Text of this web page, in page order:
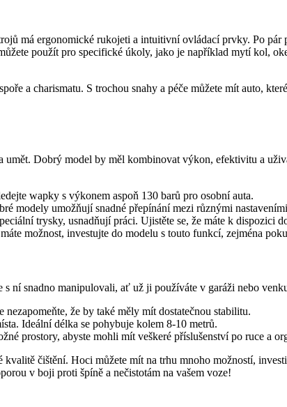
má ergonomické rukojeti a intuitivní ovládací prvky. Po pár
použít pro specifické úkoly, jako je například mytí kol,
a charismatu. S trochou snahy a péče můžete mít auto,
Dobrý model by měl kombinovat výkon, efektivitu a
wapky s výkonem aspoň 130 barů pro osobní auta.
modely umožňují snadné přepínání mezi různými
trysky, usnadňují práci. Ujistěte se, že máte k dispozici
možnost, investujte do modelu s touto funkcí, zejména
ní snadno manipulovali, ať už ji používáte v garáži nebo
že by také měly mít dostatečnou stabilitu.
Ideální délka se pohybuje kolem 8-10 metrů.
prostory, abyste mohli mít veškeré příslušenství po ruce a
čištění. Hoci můžete mít na trhu mnoho možností,
v boji proti špíně a nečistotám na vašem voze!